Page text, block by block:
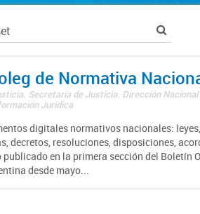
de Normativa
Secretaría de Justicia. Dirección Nacional
Jurídica
digitales normativos nacionales:
decretos, resoluciones, disposiciones,
en la primera sección del Boletín
desde mayo...